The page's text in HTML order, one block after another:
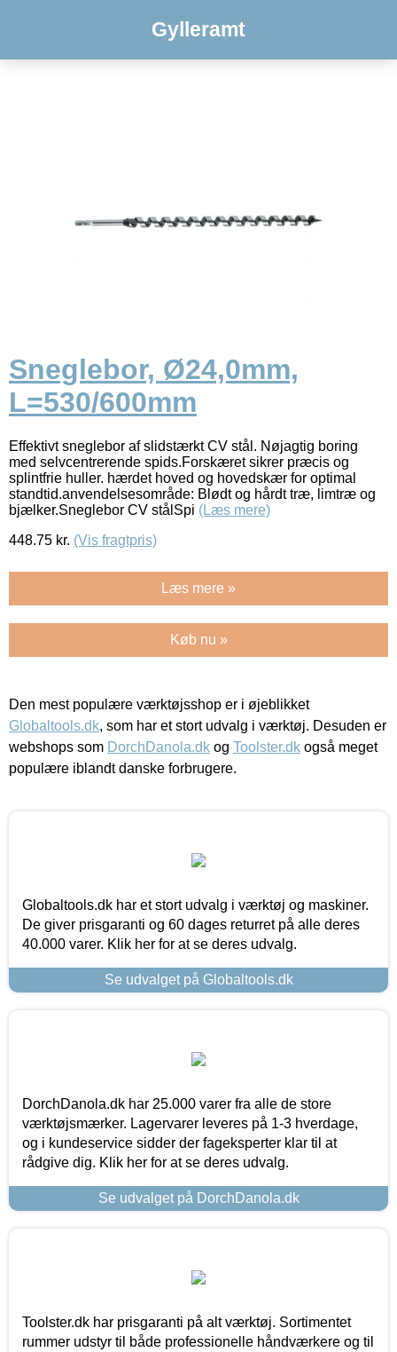
Gylleramt
Sneglebor, Ø24,0mm,
L=530/600mm
Effektivt sneglebor af slidstærkt CV stål. Nøjagtig boring
med selvcentrerende spids.Forskæret sikrer præcis og
splintfrie huller. hærdet hoved og hovedskær for optimal
standtid.anvendelsesområde: Blødt og hårdt træ, limtræ og
bjælker.Sneglebor CV stålSpi (Læs mere)
448.75 kr. (Vis fragtpris)
Læs mere »
Køb nu »
Den mest populære værktøjsshop er i øjeblikket
Globaltools.dk, som har et stort udvalg i værktøj. Desuden er
webshops som DorchDanola.dk og Toolster.dk også meget
populære iblandt danske forbrugere.
Globaltools.dk har et stort udvalg i værktøj og maskiner.
De giver prisgaranti og 60 dages returret på alle deres
40.000 varer. Klik her for at se deres udvalg.
Se udvalget på Globaltools.dk
DorchDanola.dk har 25.000 varer fra alle de store
værktøjsmærker. Lagervarer leveres på 1-3 hverdage,
og i kundeservice sidder der fageksperter klar til at
rådgive dig. Klik her for at se deres udvalg.
Se udvalget på DorchDanola.dk
Toolster.dk har prisgaranti på alt værktøj. Sortimentet
rummer udstyr til både professionelle håndværkere og til